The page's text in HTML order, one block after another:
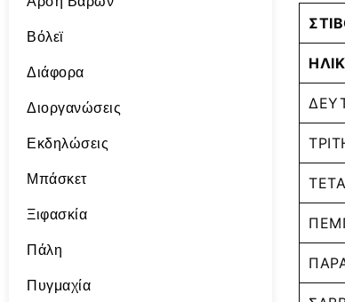
Βόλεϊ
Διάφορα
Διοργανώσεις
Εκδηλώσεις
Μπάσκετ
Ξιφασκία
Πάλη
Πυγμαχία